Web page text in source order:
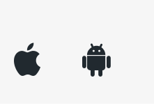
appleinc android